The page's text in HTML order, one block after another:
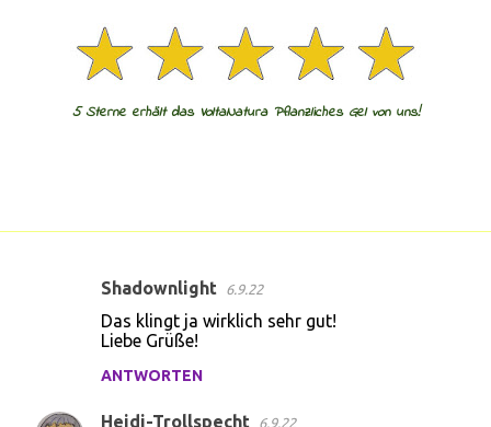
5 Sterne erhält das VoltaNatura Pflanzliches Gel von uns!
Shadownlight 6.9.22
Das klingt ja wirklich sehr gut!
Liebe Grüße!
ANTWORTEN
Heidi-Trollspecht 6.9.22